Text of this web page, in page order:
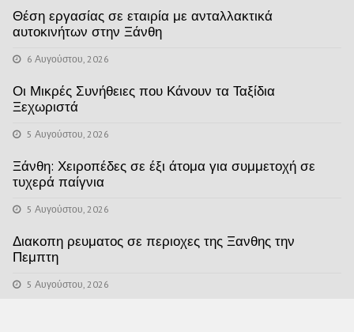
Θέση εργασίας σε εταιρία με ανταλλακτικά
αυτοκινήτων στην Ξάνθη
6 Αυγούστου, 2026
Οι Μικρές Συνήθειες που Κάνουν τα Ταξίδια
Ξεχωριστά
5 Αυγούστου, 2026
Ξάνθη: Χειροπέδες σε έξι άτομα για συμμετοχή σε
τυχερά παίγνια
5 Αυγούστου, 2026
Διακοπη ρευματος σε περιοχες της Ξανθης την
Πεμπτη
5 Αυγούστου, 2026